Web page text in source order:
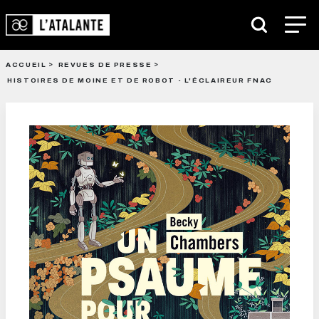
ACCUEIL
REVUES DE PRESSE
HISTOIRES DE MOINE ET DE ROBOT - L'ÉCLAIREUR FNAC